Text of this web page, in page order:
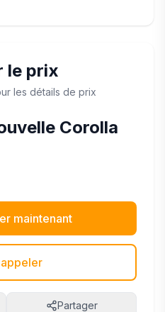
le prix
les détails de prix
Corolla
maintenant
Partager